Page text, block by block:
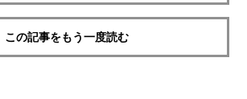
この記事をもう一度読む